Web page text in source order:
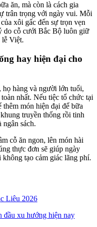
ăn, mà còn là cách gia
trân trọng với ngày vui. Mỗi
xôi gấc đến sự trọn vẹn
do cỗ cưới Bắc Bộ luôn giữ
lễ Việt.
hay hiện đại cho
họ hàng và người lớn tuổi,
nhất. Nếu tiệc tổ chức tại
thêm món hiện đại để bữa
truyền thống rồi tinh
sách.
cỗ ăn ngon, lên món hài
thực đơn sẽ giúp ngày
tạo cảm giác lãng phí.
Liêu 2026
đầu xu hướng hiện nay